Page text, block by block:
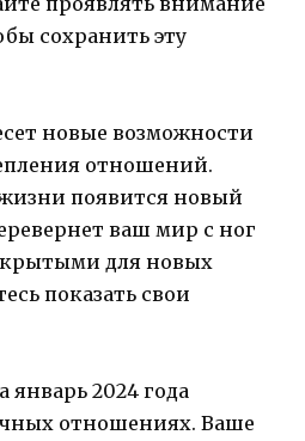
сохранить эту
новые возможности
отношений.
появится новый
ваш мир с ног
для новых
показать свои
январь 2024 года
отношениях. Ваше